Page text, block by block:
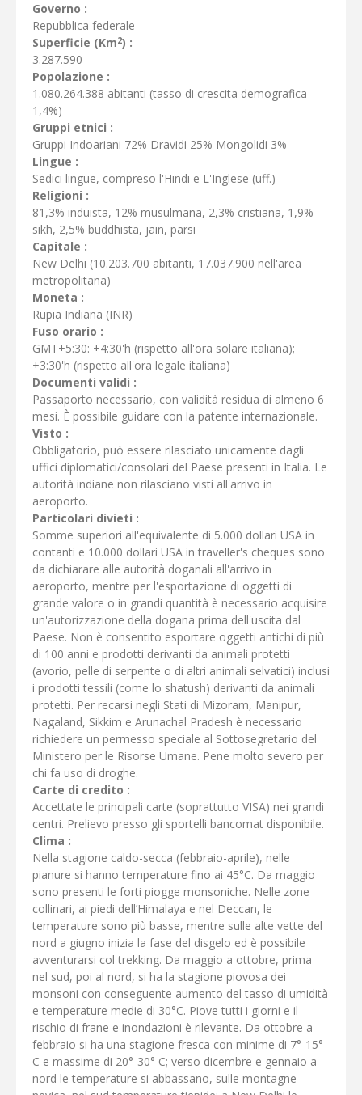
Governo :
Repubblica federale
Superficie (Km2) :
3.287.590
Popolazione :
1.080.264.388 abitanti (tasso di crescita demografica
1,4%)
Gruppi etnici :
Gruppi Indoariani 72% Dravidi 25% Mongolidi 3%
Lingue :
Sedici lingue, compreso l'Hindi e L'Inglese (uff.)
Religioni :
81,3% induista, 12% musulmana, 2,3% cristiana, 1,9%
sikh, 2,5% buddhista, jain, parsi
Capitale :
New Delhi (10.203.700 abitanti, 17.037.900 nell'area
metropolitana)
Moneta :
Rupia Indiana (INR)
Fuso orario :
GMT+5:30: +4:30'h (rispetto all'ora solare italiana);
+3:30'h (rispetto all'ora legale italiana)
Documenti validi :
Passaporto necessario, con validità residua di almeno 6
mesi. È possibile guidare con la patente internazionale.
Visto :
Obbligatorio, può essere rilasciato unicamente dagli
uffici diplomatici/consolari del Paese presenti in Italia. Le
autorità indiane non rilasciano visti all'arrivo in
aeroporto.
Particolari divieti :
Somme superiori all'equivalente di 5.000 dollari USA in
contanti e 10.000 dollari USA in traveller's cheques sono
da dichiarare alle autorità doganali all'arrivo in
aeroporto, mentre per l'esportazione di oggetti di
grande valore o in grandi quantità è necessario acquisire
un'autorizzazione della dogana prima dell'uscita dal
Paese. Non è consentito esportare oggetti antichi di più
di 100 anni e prodotti derivanti da animali protetti
(avorio, pelle di serpente o di altri animali selvatici) inclusi
i prodotti tessili (come lo shatush) derivanti da animali
protetti. Per recarsi negli Stati di Mizoram, Manipur,
Nagaland, Sikkim e Arunachal Pradesh è necessario
richiedere un permesso speciale al Sottosegretario del
Ministero per le Risorse Umane. Pene molto severo per
chi fa uso di droghe.
Carte di credito :
Accettate le principali carte (soprattutto VISA) nei grandi
centri. Prelievo presso gli sportelli bancomat disponibile.
Clima :
Nella stagione caldo-secca (febbraio-aprile), nelle
pianure si hanno temperature fino ai 45°C. Da maggio
sono presenti le forti piogge monsoniche. Nelle zone
collinari, ai piedi dell’Himalaya e nel Deccan, le
temperature sono più basse, mentre sulle alte vette del
nord a giugno inizia la fase del disgelo ed è possibile
avventurarsi col trekking. Da maggio a ottobre, prima
nel sud, poi al nord, si ha la stagione piovosa dei
monsoni con conseguente aumento del tasso di umidità
e temperature medie di 30°C. Piove tutti i giorni e il
rischio di frane e inondazioni è rilevante. Da ottobre a
febbraio si ha una stagione fresca con minime di 7°-15°
C e massime di 20°-30° C; verso dicembre e gennaio a
nord le temperature si abbassano, sulle montagne